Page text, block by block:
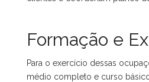
Formação e
Para o exercício dessas
médio completo e curso